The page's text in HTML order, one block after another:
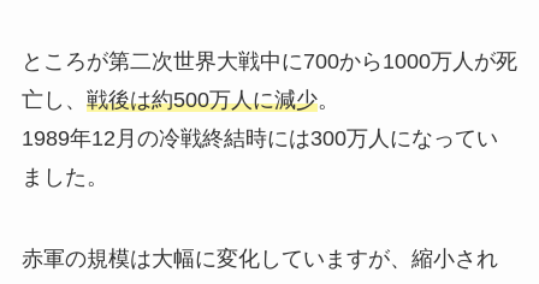
ところが第二次世界大戦中に700から1000万人が死
亡し、 戦後は約500万人に減少。
1989年12月の冷戦終結時には300万人になってい
ました。
赤軍の規模は大幅に変化していますが、縮小され